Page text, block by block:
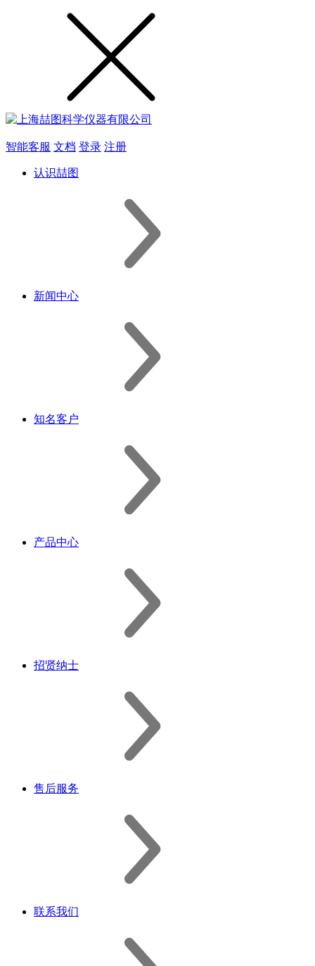
智能客服 文档 登录 注册
认识喆图
新闻中心
知名客户
产品中心
招贤纳士
售后服务
联系我们